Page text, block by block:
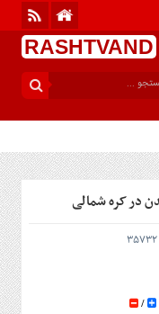
RASHTVAND
/